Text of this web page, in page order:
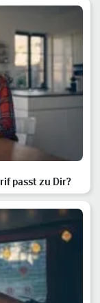
passt zu Dir?